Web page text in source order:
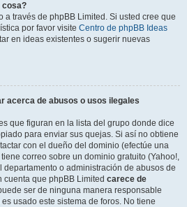
cosa?
a través de phpBB Limited. Si usted cree que
por favor visite Centro de phpBB Ideas
en ideas existentes o sugerir nuevas
acerca de abusos o usos ilegales
que figuran en la lista del grupo donde dice
para enviar sus quejas. Si así no obtiene
con el dueño del dominio (efectúe una
correo sobre un dominio gratuito (Yahoo!,
departamento o administración de abusos de
cuenta que phpBB Limited carece de
ser de ninguna manera responsable
usado este sistema de foros. No tiene